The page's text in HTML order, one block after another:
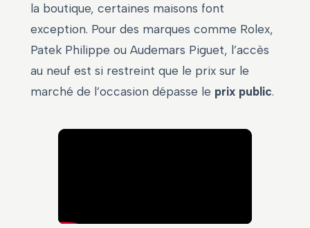
la boutique, certaines maisons font
exception. Pour des marques comme Rolex,
Patek Philippe ou Audemars Piguet, l’accès
au neuf est si restreint que le prix sur le
marché de l’occasion dépasse le prix public.